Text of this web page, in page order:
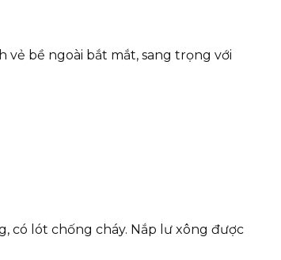
vẻ bề ngoài bắt mắt, sang trọng với
có lót chống cháy. Nắp lư xông được